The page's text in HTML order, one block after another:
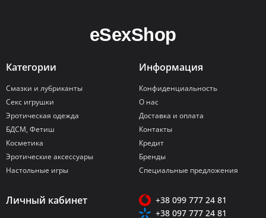
Категории
Смазки и лубриканты
Секс игрушки
Эротическая одежда
БДСМ, Фетиш
Косметика
Эротические аксессуары
Настольные игры
Информация
Конфиденциальность
О нас
Доставка и оплата
Контакты
Кредит
Бренды
Специальные предложения
Личный кабинет
+38 099 777 24 81
+38 097 777 24 81